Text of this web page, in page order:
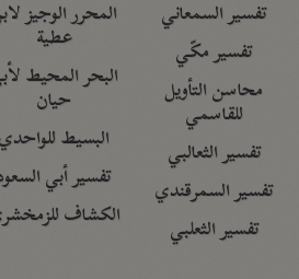
تفسير السمعاني
تفسير مكّي
محاسن التأويل
للقاسمي
تفسير الثعالبي
تفسير السمرقندي
تفسير الثعلبي
المحرر الوجيز
عطية
البحر المحيط
حيان
البسيط للواحدي
تفسير أبي
الكشاف